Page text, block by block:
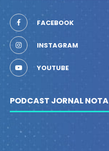
FACEBOOK
INSTAGRAM
YOUTUBE
PODCAST JORNAL NOTA